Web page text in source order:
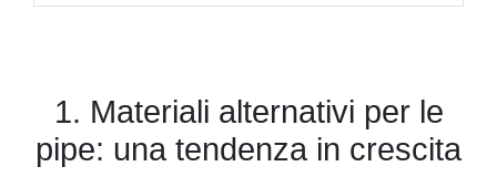
1. Materiali alternativi per le
pipe: una tendenza in crescita